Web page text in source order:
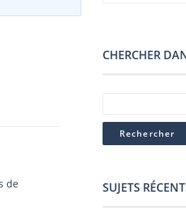
de
CHERCHER
SUJETS